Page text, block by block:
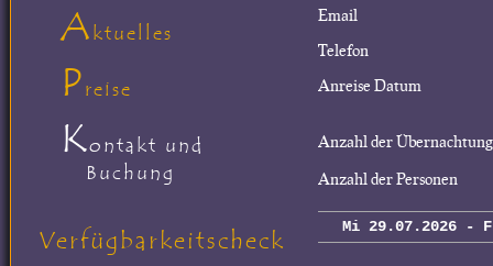
Email
Telefon
Anreise Datum
Anzahl der
Anzahl der Personen
Mi 29.07.2026 -
Aktuelles
Preise
Kontakt und
Buchung
Verfügbarkeitscheck